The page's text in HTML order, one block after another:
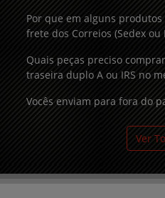
Por que em alguns
frete dos Correios (Sedex ou
Quais peças preciso
traseira duplo A ou IRS no
Vocês enviam para fora do
Ver